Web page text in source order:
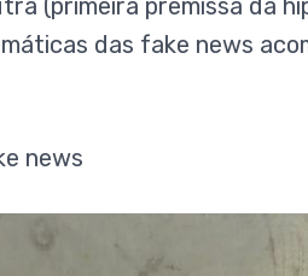
(primeira premissa da
das fake news
news